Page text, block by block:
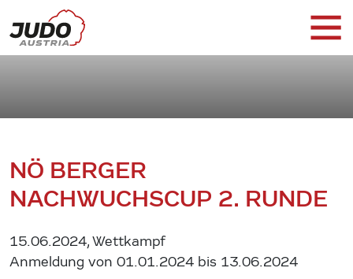
NÖ BERGER
NACHWUCHSCUP 2. RUNDE
15.06.2024, Wettkampf
Anmeldung von 01.01.2024 bis 13.06.2024